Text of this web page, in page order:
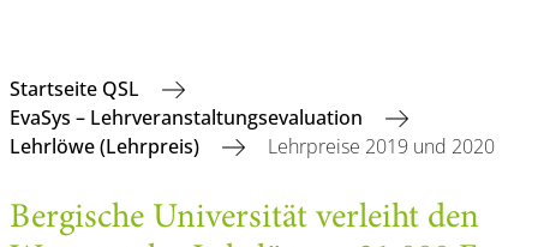
Startseite QSL
EvaSys – Lehrveranstaltungsevaluation
Lehrlöwe (Lehrpreis)
Lehrpreise 2019 und 2020
Bergische Universität verleiht den